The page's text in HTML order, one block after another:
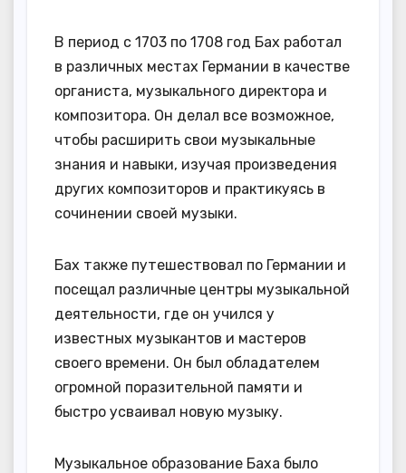
В период с 1703 по 1708 год Бах работал
в различных местах Германии в качестве
органиста, музыкального директора и
композитора. Он делал все возможное,
чтобы расширить свои музыкальные
знания и навыки, изучая произведения
других композиторов и практикуясь в
сочинении своей музыки.
Бах также путешествовал по Германии и
посещал различные центры музыкальной
деятельности, где он учился у
известных музыкантов и мастеров
своего времени. Он был обладателем
огромной поразительной памяти и
быстро усваивал новую музыку.
Музыкальное образование Баха было